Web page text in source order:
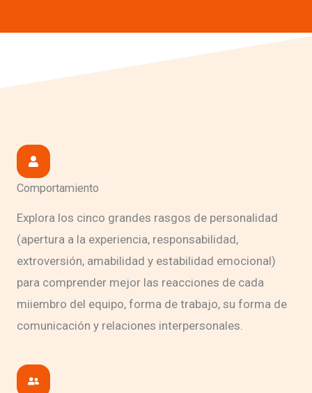
Comportamiento
Explora los cinco grandes rasgos de personalidad
(apertura a la experiencia, responsabilidad,
extroversión, amabilidad y estabilidad emocional)
para comprender mejor las reacciones de cada
miiembro del equipo, forma de trabajo, su forma de
comunicación y relaciones interpersonales.